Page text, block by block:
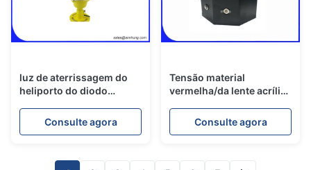
luz de aterrissagem do
heliporto do diodo
220VAC 10W e
iluminação de ponto
Consulte agora
Tensão material
vermelha/da lente acrílica
aeródromo do verde de
funcionamento
Consulte agora